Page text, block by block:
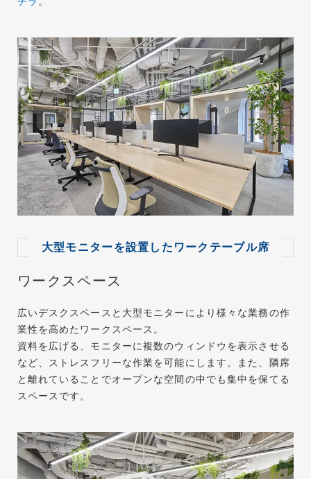
大型モニターを設置したワークテーブル席
ワークスペース
広いデスクスペースと大型モニターにより様々な業務の作
業性を高めたワークスペース。
資料を広げる、モニターに複数のウィンドウを表示させる
など、ストレスフリーな作業を可能にします。また、隣席
と離れていることでオープンな空間の中でも集中を保てる
スペースです。